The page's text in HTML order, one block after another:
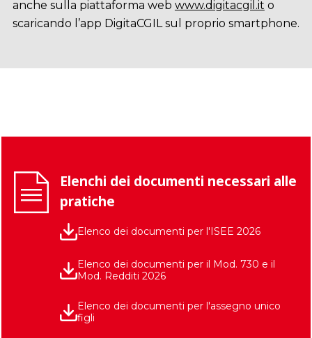
anche sulla piattaforma web www.digitacgil.it o
scaricando l’app DigitaCGIL sul proprio smartphone.
Elenchi dei documenti necessari alle
pratiche
Elenco dei documenti per l'ISEE 2026
Elenco dei documenti per il Mod. 730 e il
Mod. Redditi 2026
Elenco dei documenti per l'assegno unico
figli